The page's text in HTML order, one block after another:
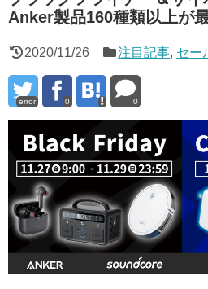
Anker製品160種類以上が
2020/11/26 注目記事, セー
error 0 0